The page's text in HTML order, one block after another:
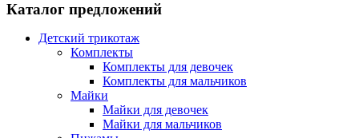
Каталог предложений
Детский трикотаж
Комплекты
Комплекты для девочек
Комплекты для мальчиков
Майки
Майки для девочек
Майки для мальчиков